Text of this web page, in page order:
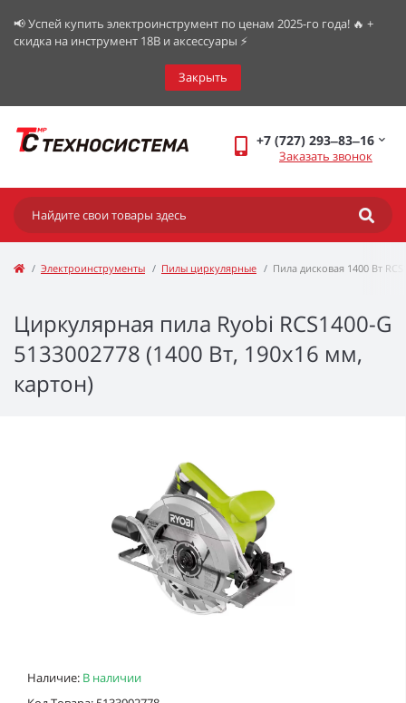
📢 Успей купить электроинструмент по ценам 2025-го года! 🔥 +
скидка на инструмент 18В и аксессуары ⚡️
Закрыть
+7 (727) 293‒83‒16
Заказать звонок
Электроинструменты Пилы циркулярные Пила дисковая 1400 Вт
Циркулярная пила Ryobi RCS1400-G
5133002778 (1400 Вт, 190x16 мм,
картон)
Наличие: В наличии